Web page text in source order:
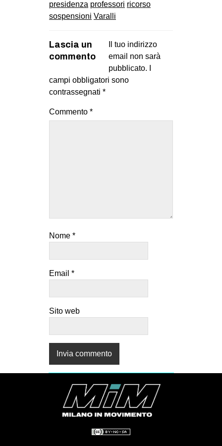
presidenza professori ricorso
sospensioni Varalli
Lascia un
commento
Il tuo indirizzo
email non sarà
pubblicato.
campi obbligatori sono
contrassegnati *
Commento *
Nome *
Email *
Sito web